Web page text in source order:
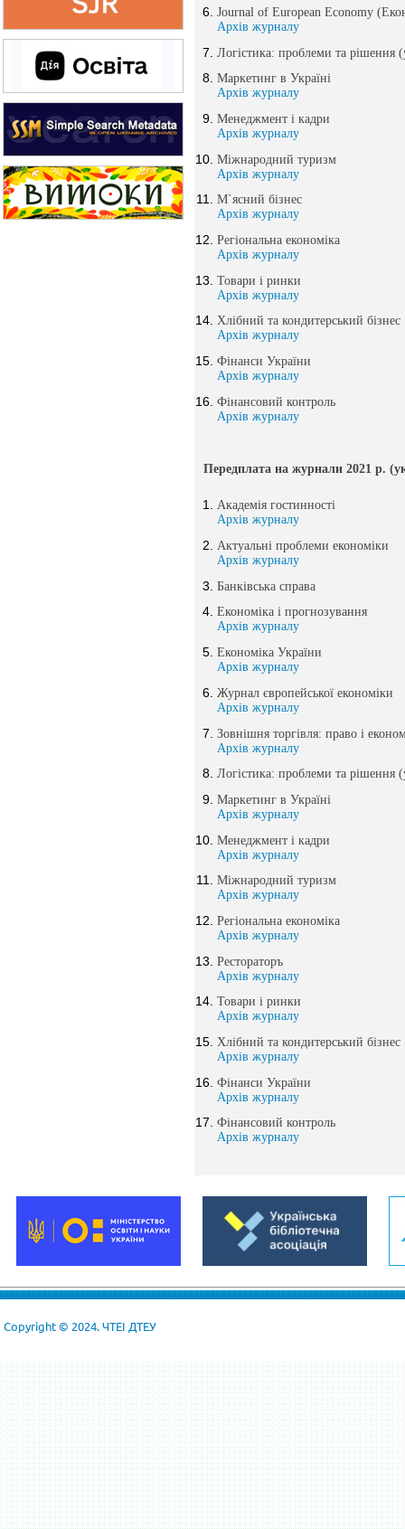
Journal of European Economy
Архів журналу
Логістика: проблеми та рішення
Маркетинг в Україні
Архів журналу
Менеджмент і кадри
Архів журналу
Міжнародний туризм
Архів журналу
М`ясний бізнес
Архів журналу
Регіональна економіка
Архів журналу
Товари і ринки
Архів журналу
Хлібний та кондитерський бізнес
Архів журналу
Фінанси України
Архів журналу
Фінансовий контроль
Архів журналу
Передплата на журнали 2021 р.
Академія гостинності
Архів журналу
Актуальні проблеми економіки
Архів журналу
Банківська справа
Економіка і прогнозування
Архів журналу
Економіка України
Архів журналу
Журнал європейської економіки
Архів журналу
Зовнішня торгівля: право і
Архів журналу
Логістика: проблеми та рішення
Маркетинг в Україні
Архів журналу
Менеджмент і кадри
Архів журналу
Міжнародний туризм
Архів журналу
Регіональна економіка
Архів журналу
Рестораторъ
Архів журналу
Товари і ринки
Архів журналу
Хлібний та кондитерський бізнес
Архів журналу
Фінанси України
Архів журналу
Фінансовий контроль
Архів журналу
Copyright © 2024. ЧТЕІ ДТЕУ